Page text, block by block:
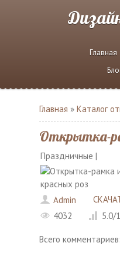
Главная
Главная »Каталог
Открытка-
Праздничные |
Admin
4032
5.0/1
Всего комментариев